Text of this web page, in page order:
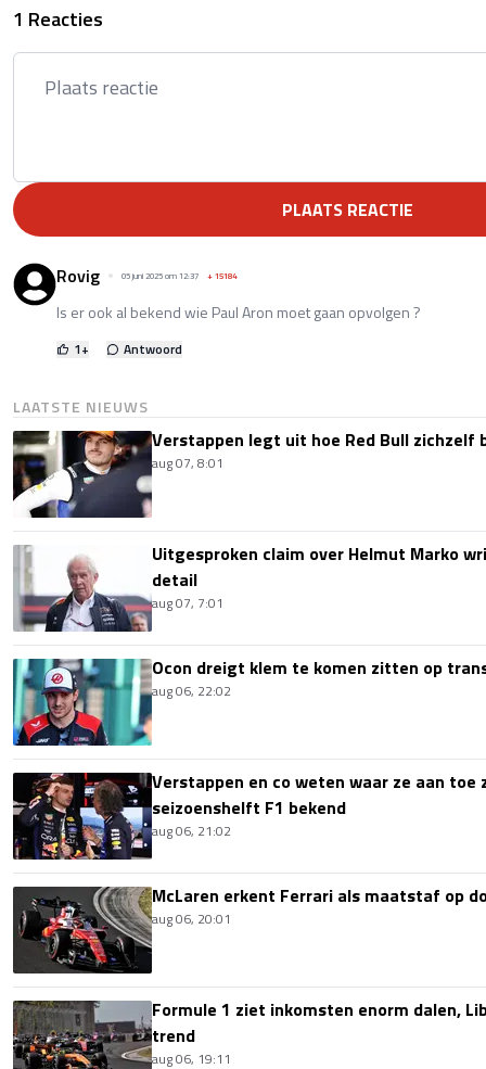
1 Reacties
PLAATS REACTIE
Rovig 05 juni 2025 om 12:37 +15184
Is er ook al bekend wie Paul Aron moet gaan opvolgen ?
1+ Antwoord
LAATSTE NIEUWS
Verstappen legt uit hoe Red Bull zichzelf
aug 07, 8:01
Uitgesproken claim over Helmut Marko
detail
aug 07, 7:01
Ocon dreigt klem te komen zitten op
aug 06, 22:02
Verstappen en co weten waar ze aan
seizoenshelft F1 bekend
aug 06, 21:02
McLaren erkent Ferrari als maatstaf op
aug 06, 20:01
Formule 1 ziet inkomsten enorm dalen,
trend
aug 06, 19:11